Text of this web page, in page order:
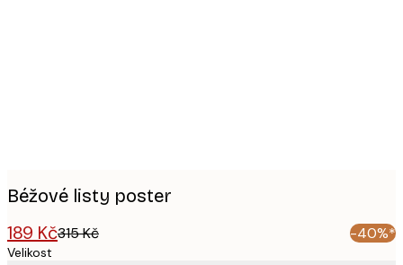
Béžové listy poster
189 Kč315 Kč -40%*
Velikost